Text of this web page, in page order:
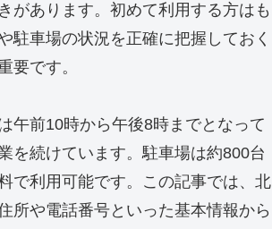
があります。初めて利用する方はも
駐車場の状況を正確に把握しておく
要です。
午前10時から午後8時までとなって
を続けています。駐車場は約800台
で利用可能です。この記事では、北
所や電話番号といった基本情報から